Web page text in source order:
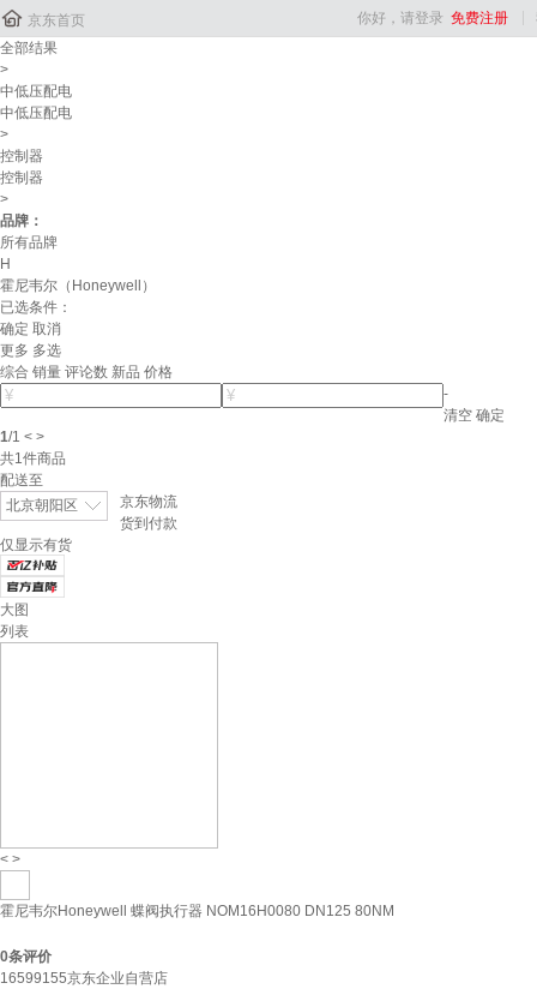
 京东首页 你好，请登录 免费注册
全部结果
>
中低压配电
中低压配电
>
控制器
控制器
>
品牌：
所有品牌
H
霍尼韦尔（Honeywell）
已选条件：
确定 取消
更多 多选
综合 销量 评论数 新品 价格
-
清空 确定
1/1 < >
共1件商品
配送至
北京朝阳区
京东物流
货到付款
仅显示有货
大图
列表
< >
霍尼韦尔Honeywell 蝶阀执行器 NOM16H0080 DN125 80NM
0条评价
16599155京东企业自营店